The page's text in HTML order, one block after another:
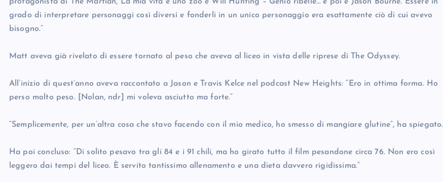
grado di interpretare personaggi così diversi e fonderli in un unico personaggio era esattamente ciò di cui avevo
bisogno.”
Matt aveva già rivelato di essere tornato al peso che aveva al liceo in vista delle riprese di The Odyssey.
All’inizio di quest’anno aveva raccontato a Jason e Travis Kelce nel podcast New Heights: “Ero in ottima forma. Ho
perso molto peso. [Nolan, ndr] mi voleva asciutto ma forte.”
“Semplicemente, per un’altra cosa che stavo facendo con il mio medico, ho smesso di mangiare glutine”, ha spiegato.
Ha poi concluso: “Di solito pesavo tra gli 84 e i 91 chili, ma ho girato tutto il film pesandone circa 76. Non ero così
leggero dai tempi del liceo. È servito tantissimo allenamento e una dieta davvero rigidissima.”